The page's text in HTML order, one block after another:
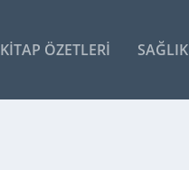
KITAP ÖZETLERI SAĞLIK